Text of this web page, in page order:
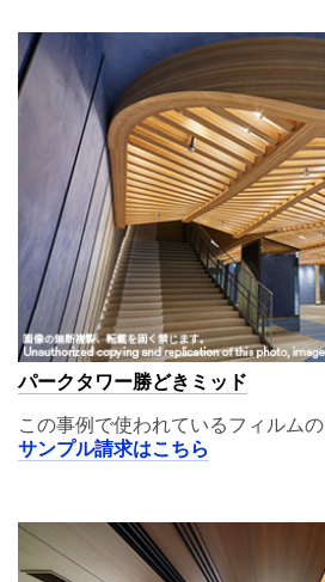
パークタワー勝どきミッド
この事例で使われているフィルムの
サンプル請求はこちら